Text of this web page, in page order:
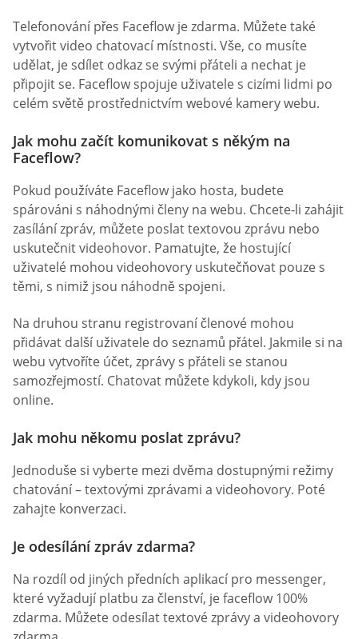
Telefonování přes Faceflow je zdarma. Můžete také
vytvořit video chatovací místnosti. Vše, co musíte
udělat, je sdílet odkaz se svými přáteli a nechat je
připojit se. Faceflow spojuje uživatele s cizími lidmi po
celém světě prostřednictvím webové kamery webu.
Jak mohu začít komunikovat s někým na
Faceflow?
Pokud používáte Faceflow jako hosta, budete
spárováni s náhodnými členy na webu. Chcete-li zahájit
zasílání zpráv, můžete poslat textovou zprávu nebo
uskutečnit videohovor. Pamatujte, že hostující
uživatelé mohou videohovory uskutečňovat pouze s
těmi, s nimiž jsou náhodně spojeni.
Na druhou stranu registrovaní členové mohou
přidávat další uživatele do seznamů přátel. Jakmile si na
webu vytvoříte účet, zprávy s přáteli se stanou
samozřejmostí. Chatovat můžete kdykoli, kdy jsou
online.
Jak mohu někomu poslat zprávu?
Jednoduše si vyberte mezi dvěma dostupnými režimy
chatování – textovými zprávami a videohovory. Poté
zahajte konverzaci.
Je odesílání zpráv zdarma?
Na rozdíl od jiných předních aplikací pro messenger,
které vyžadují platbu za členství, je faceflow 100%
zdarma. Můžete odesílat textové zprávy a videohovory